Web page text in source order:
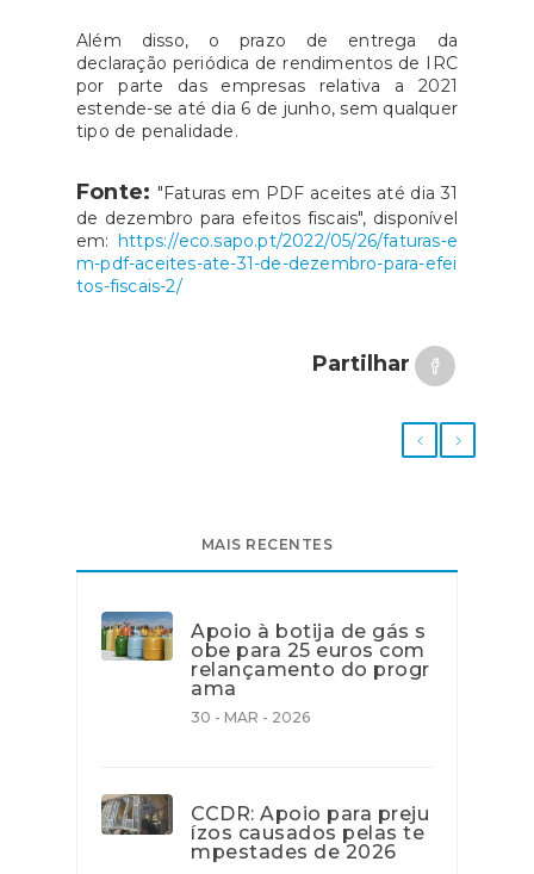
Além disso, o prazo de entrega da
declaração periódica de rendimentos de IRC
por parte das empresas relativa a 2021
estende-se até dia 6 de junho, sem qualquer
tipo de penalidade.
Fonte: "Faturas em PDF aceites até dia 31
de dezembro para efeitos fiscais", disponível
em:
https://eco.sapo.pt/2022/05/26/faturas-e
m-pdf-aceites-ate-31-de-dezembro-para-efei
tos-fiscais-2/
Partilhar
MAIS RECENTES
Apoio à botija de gás s
obe para 25 euros com
relançamento do progr
ama
30 - MAR - 2026
CCDR: Apoio para preju
ízos causados pelas te
mpestades de 2026